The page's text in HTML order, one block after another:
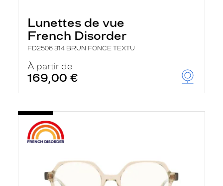
Lunettes de vue
French Disorder
FD2506 314 BRUN FONCE TEXTU
À partir de
169,00 €